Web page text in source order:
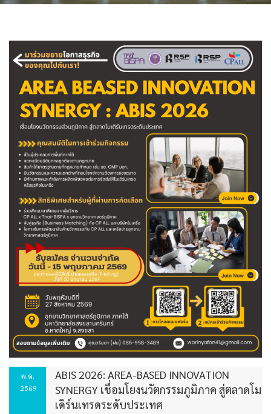
พ.ค.
2569
ABIS 2026: AREA-BASED INNOVATION
SYNERGY เชื่อมโยงนวัตกรรมภูมิภาค สู่ตลาดโม
เดิร์นเทรดระดับประเทศ